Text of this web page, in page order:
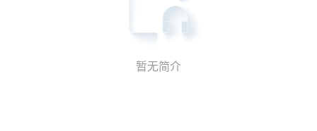
暂无简介